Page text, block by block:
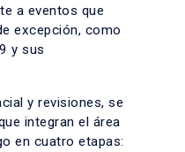
a eventos que
excepción, como
y sus
y revisiones, se
integran el área
en cuatro etapas: